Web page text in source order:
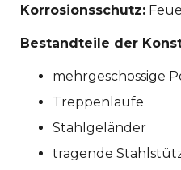
Korrosionsschutz:
Bestandteile der
mehrgeschossige
Treppenläufe
Stahlgeländer
tragende